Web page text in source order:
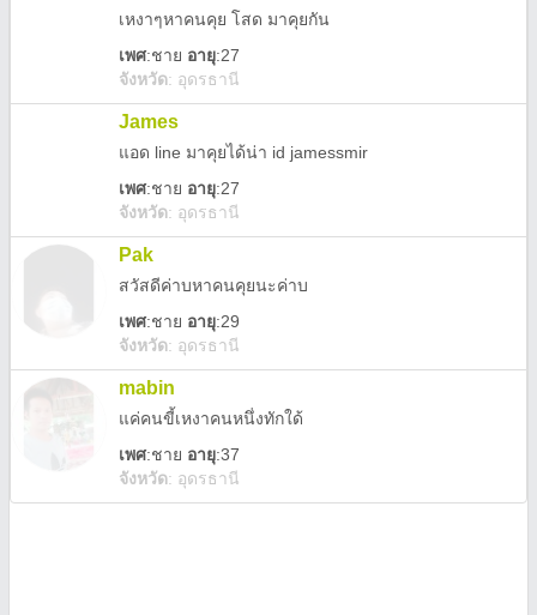
เหงาๆหาคนคุย โสด มาคุยกัน
เพศ:ชาย อายุ:27
จังหวัด: อุดรธานี
James
แอด line มาคุยได้น่า id jamessmir
เพศ:ชาย อายุ:27
จังหวัด: อุดรธานี
Pak
สวัสดีค่าบหาคนคุยนะค่าบ
เพศ:ชาย อายุ:29
จังหวัด: อุดรธานี
mabin
แค่คนขี้เหงาคนหนึ่งทักใด้
เพศ:ชาย อายุ:37
จังหวัด: อุดรธานี